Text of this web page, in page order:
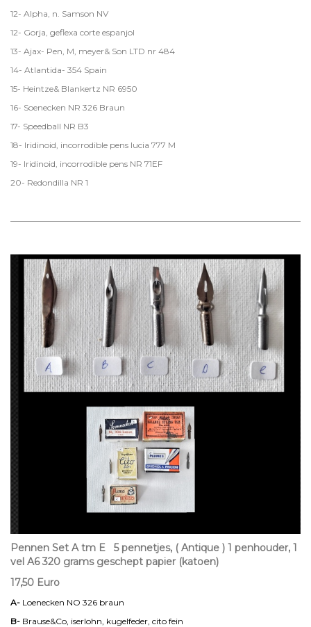
12- Alpha, n. Samson NV
12- Gorja, geflexa corte espanjol
13- Ajax- Pen, M, meyer& Son LTD nr 484
14- Atlantida- 354 Spain
15- Heintze& Blankertz NR 6950
16- Soenecken NR 326 Braun
17- Speedball NR B3
18- Iridinoid, incorrodible pens lucia 777 M
19- Iridinoid, incorrodible pens NR 71EF
20- Redondilla NR 1
Pennen Set A tm E 5 pennetjes, ( Antique ) 1 penhouder, 1
vel A6 320 grams geschept papier (katoen)
17,50 Euro
A- Loenecken NO 326 braun
B- Brause&Co, iserlohn, kugelfeder, cito fein